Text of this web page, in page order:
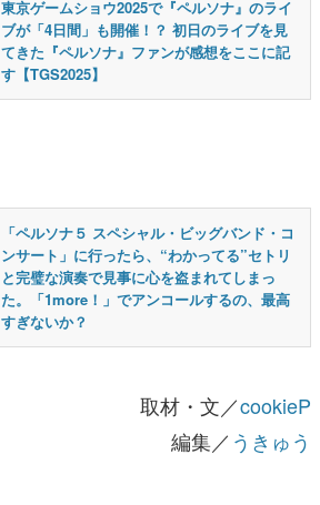
東京ゲームショウ2025で『ペルソナ』のライ
ブが「4日間」も開催！？ 初日のライブを見
てきた『ペルソナ』ファンが感想をここに記
す【TGS2025】
「ペルソナ５ スペシャル・ビッグバンド・コ
ンサート」に行ったら、“わかってる”セトリ
と完璧な演奏で見事に心を盗まれてしまっ
た。「1more！」でアンコールするの、最高
すぎないか？
取材・文／cookieP
編集／ うきゅう